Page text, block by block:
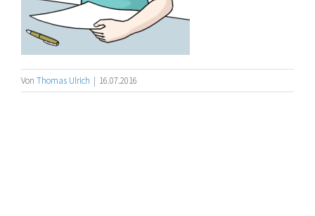
Von Thomas Ulrich | 16.07.2016